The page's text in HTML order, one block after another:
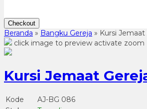
Checkout
Beranda » Bangku Gereja » Kursi
click image to preview activate zoom
Kursi Jemaat
Kode
AJ-BG 086